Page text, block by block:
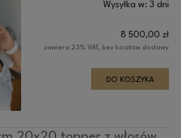
Wysyłka w: 3 dni
8 500,00 zł
zawiera 23% VAT, bez kosztów dostawy
DO KOSZYKA